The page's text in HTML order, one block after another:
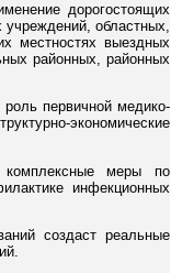
дорогостоящих
областных,
местностях выездных
районных, районных
первичной медико-
экономические
комплексные меры по
инфекционных
создаст реальные